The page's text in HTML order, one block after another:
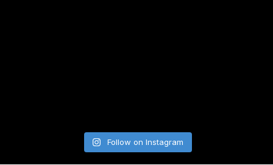
Follow on Instagram